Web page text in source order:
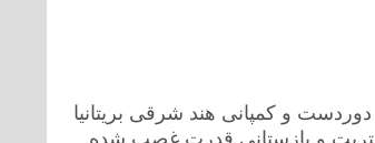
و کمپانی هند شرقی بریتانیا
و بازستانی قدرت غصب شده